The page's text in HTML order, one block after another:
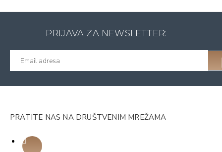
PRIJAVA ZA NEWSLETTER:
PRATITE NAS NA DRUŠTVENIM MREŽAMA